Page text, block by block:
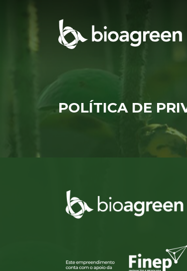
POLÍTICA DE